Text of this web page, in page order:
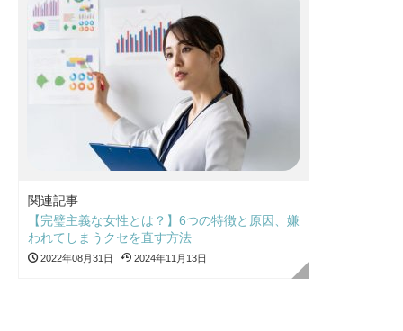
関連記事
【完璧主義な女性とは？】6つの特徴と原因、嫌
われてしまうクセを直す方法
2022年08月31日 2024年11月13日